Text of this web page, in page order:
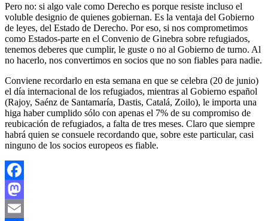
Pero no: si algo vale como Derecho es porque resiste incluso el
voluble designio de quienes gobiernan. Es la ventaja del Gobierno
de leyes, del Estado de Derecho. Por eso, si nos comprometimos
como Estados-parte en el Convenio de Ginebra sobre refugiados,
tenemos deberes que cumplir, le guste o no al Gobierno de turno. Al
no hacerlo, nos convertimos en socios que no son fiables para nadie.
Conviene recordarlo en esta semana en que se celebra (20 de junio)
el día internacional de los refugiados, mientras al Gobierno español
(Rajoy, Saénz de Santamaría, Dastis, Catalá, Zoilo), le importa una
higa haber cumplido sólo con apenas el 7% de su compromiso de
reubicación de refugiados, a falta de tres meses. Claro que siempre
habrá quien se consuele recordando que, sobre este particular, casi
ninguno de los socios europeos es fiable.
Facebook
Mastodon